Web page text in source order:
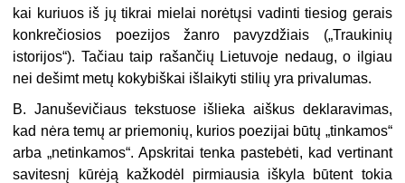
kai kuriuos iš jų tikrai mielai norėtųsi vadinti tiesiog gerais
konkrečiosios poezijos žanro pavyzdžiais („Traukinių
istorijos“). Tačiau taip rašančių Lietuvoje nedaug, o ilgiau
nei dešimt metų kokybiškai išlaikyti stilių yra privalumas.
B. Januševičiaus tekstuose išlieka aiškus deklaravimas,
kad nėra temų ar priemonių, kurios poezijai būtų „tinkamos“
arba „netinkamos“. Apskritai tenka pastebėti, kad vertinant
savitesnį kūrėją kažkodėl pirmiausia iškyla būtent tokia